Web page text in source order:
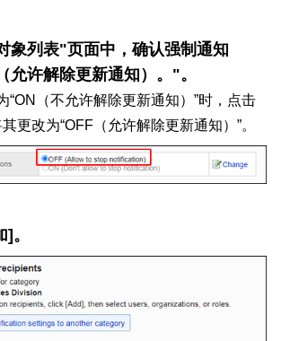
象列表"页面中，确认强制通知
允许解除更新通知）。"。
“ON（不允许解除更新通知）”时，点击
更改为“OFF（允许解除更新通知）”。
。